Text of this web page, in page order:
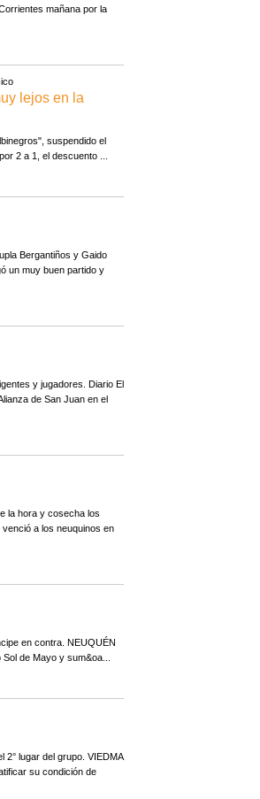
mañana por la
lejos en la
suspendido el
2 a 1, el descuento ...
Bergantiños y Gaido
un muy buen partido y
y jugadores. Diario El
de San Juan en el
la hora y cosecha los
a los neuquinos en
en contra. NEUQUÉN
de Mayo y sum&oa...
2° lugar del grupo. VIEDMA
su condición de